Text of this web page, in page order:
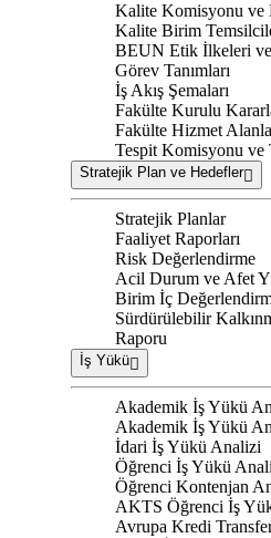
Kalite Komisyonu ve
Kalite Birim
BEUN Etik İlkeleri ve
Görev Tanımları
İş Akış Şemaları
Fakülte Kurulu
Fakülte Hizmet
Tespit Komisyonu ve
Stratejik Plan ve Hedefler
Stratejik Planlar
Faaliyet Raporları
Risk Değerlendirme
Acil Durum ve Afet
Birim İç
Sürdürülebilir
Raporu
İş Yükü
Akademik İş Yükü
Akademik İş Yükü
İdari İş Yükü Analizi
Öğrenci İş Yükü
Öğrenci Kontenjan
AKTS Öğrenci İş
Avrupa Kredi